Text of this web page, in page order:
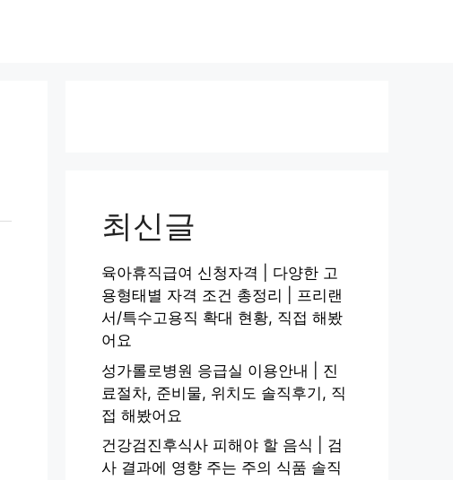
최신글
육아휴직급여 신청자격 | 다양한 고
용형태별 자격 조건 총정리 | 프리랜
서/특수고용직 확대 현황, 직접 해봤
어요
성가롤로병원 응급실 이용안내 | 진
료절차, 준비물, 위치도 솔직후기, 직
접 해봤어요
건강검진후식사 피해야 할 음식 | 검
사 결과에 영향 주는 주의 식품 솔직